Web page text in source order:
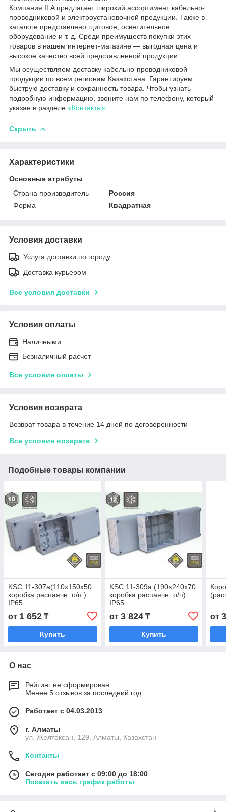
Компания ILA предлагает широкий ассортимент кабельно-
проводниковой и электроустановочной продукции. Также в
каталоге представлено щитовое, осветительное
оборудование и т. д. Среди преимуществ покупки этих
товаров в нашем интернет-магазине — выгодная цена и
высокое качество всей представленной продукции.
Мы осуществляем доставку кабельно-проводниковой
продукции по всем регионам Казахстана. Гарантируем
быструю доставку и сохранность товара. Чтобы узнать
подробную информацию, звоните нам по телефону, который
указан в разделе «Контакты»
Скрыть
Характеристики
Основные атрибуты
Страна производитель
Россия
Форма
Квадратная
Условия доставки
Услуга доставки по городу
Доставка курьером
Все условия доставки
Условия оплаты
Наличными
Безналичный расчет
Все условия оплаты
Условия возврата
Возврат товара в течение 14 дней по договоренности
Все условия возврата
Подобные товары компании
KSC 11-307a(110х150x50
коробка распаячн. о/п )
IP65
от 1 652 ₸
Купить
KSC 11-309а (190х240x70
коробка распаячн. о/п)
IP65
от 3 824₸
Купить
от
О нас
Рейтинг не сформирован
Менее 5 отзывов за последний год
Работает с 04.03.2013
г. Алматы
ул. Желтоксан, 129, Алматы, Казахстан
Контакты
Сегодня работает с 09:00 до 18:00
Показать весь график работы